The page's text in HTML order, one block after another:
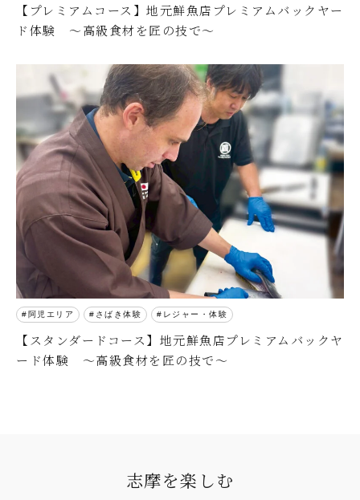
【プレミアムコース】地元鮮魚店プレミアムバックヤー
ド体験 ～高級食材を匠の技で～
阿児エリア さばき体験 レジャー・体験
【スタンダードコース】地元鮮魚店プレミアムバックヤ
ード体験 ～高級食材を匠の技で～
志摩を楽しむ